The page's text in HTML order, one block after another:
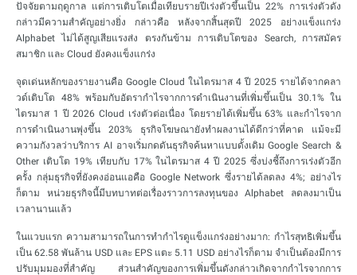
ปัจจัยตามฤดูกาล แต่การเติบโตเมื่อเทียบรายปีเร่งตัวขึ้นเป็น 22% การเร่งตัวดัง
กล่าวมีความสำคัญอย่างยิ่ง กล่าวคือ หลังจากสิ้นสุดปี 2025 อย่างแข็งแกร่ง
Alphabet ไม่ได้สูญเสียแรงส่ง ตรงกันข้าม การเติบโตของ Search, การสมัคร
สมาชิก และ Cloud ยังคงแข็งแกร่ง
จุดเด่นหลักของรายงานคือ Google Cloud ในไตรมาส 4 ปี 2025 รายได้จากคลา
วด์เติบโต 48% พร้อมกับอัตรากำไรจากการดำเนินงานที่เพิ่มขึ้นเป็น 30.1% ใน
ไตรมาส 1 ปี 2026 Cloud เร่งตัวต่อเนื่อง โดยรายได้เพิ่มขึ้น 63% และกำไรจาก
การดำเนินงานพุ่งขึ้น 203% ธุรกิจโฆษณายังทำผลงานได้ดีกว่าที่คาด แม้จะมี
ความกังวลว่าบริการ AI อาจเริ่มกดดันธุรกิจค้นหาแบบดั้งเดิม Google Search &
Other เติบโต 19% เทียบกับ 17% ในไตรมาส 4 ปี 2025 ซึ่งบ่งชี้ถึงการเร่งตัวอีก
ครั้ง กลุ่มธุรกิจที่ยังคงอ่อนแอคือ Google Network ซึ่งรายได้ลดลง 4%; อย่างไร
ก็ตาม หน่วยธุรกิจนี้มีบทบาทต่อเรื่องราวการลงทุนของ Alphabet ลดลงมาเป็น
เวลานานแล้ว
ในแวบแรก ความสามารถในการทำกำไรดูแข็งแกร่งอย่างมาก: กำไรสุทธิเพิ่มขึ้น
เป็น 62.58 พันล้าน USD และ EPS แตะ 5.11 USD อย่างไรก็ตาม จำเป็นต้องมีการ
ปรับมุมมองที่สำคัญ ส่วนสำคัญของการเพิ่มขึ้นดังกล่าวเกิดจากกำไรจากการ